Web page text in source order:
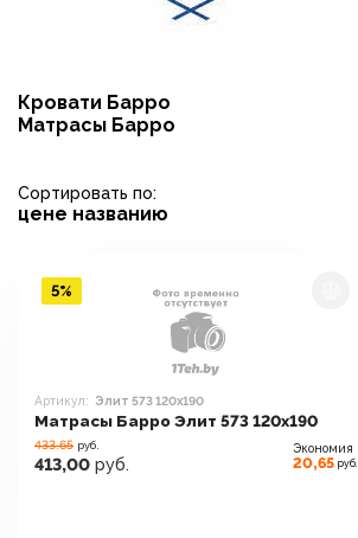
Кровати Барро
Матрасы Барро
Сортировать по:
цене названию
Артикул: Элит 573 120x190
Матрасы Барро Элит 573 120x190
433.65 руб.
413,00 руб.
Экономия
20,65 руб.
5%